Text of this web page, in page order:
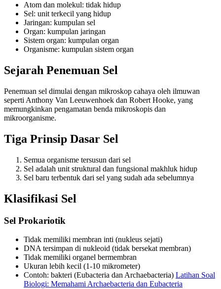
Atom dan molekul: tidak hidup
Sel: unit terkecil yang hidup
Jaringan: kumpulan sel
Organ: kumpulan jaringan
Sistem organ: kumpulan organ
Organisme: kumpulan sistem organ
Sejarah Penemuan Sel
Penemuan sel dimulai dengan mikroskop cahaya oleh ilmuwan
seperti Anthony Van Leeuwenhoek dan Robert Hooke, yang
memungkinkan pengamatan benda mikroskopis dan
mikroorganisme.
Tiga Prinsip Dasar Sel
Semua organisme tersusun dari sel
Sel adalah unit struktural dan fungsional makhluk hidup
Sel baru terbentuk dari sel yang sudah ada sebelumnya
Klasifikasi Sel
Sel Prokariotik
Tidak memiliki membran inti (nukleus sejati)
DNA tersimpan di nukleoid (tidak bersekat membran)
Tidak memiliki organel bermembran
Ukuran lebih kecil (1-10 mikrometer)
Contoh: bakteri (Eubacteria dan Archaebacteria) Latihan Soal
Biologi: Memahami Archaebacteria dan Eubacteria